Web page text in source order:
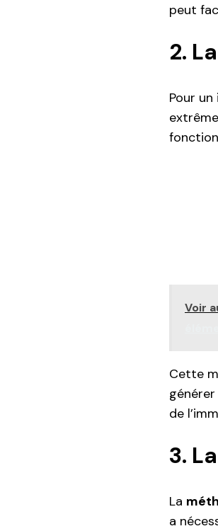
peut
2.
Pour
Voir
Cette
de
3.
La
a